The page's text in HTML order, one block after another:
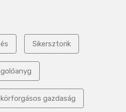
Sikersztorik
körforgásos gazdaság